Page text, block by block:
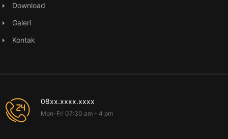
Download
Galeri
Kontak
08xx.xxxx.xxxx
Mon-Fri 07:30 am - 4 pm